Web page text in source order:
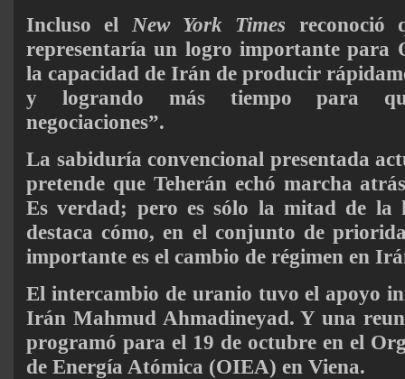
Incluso el New York Times reconoció
representaría un logro importante para
la capacidad de Irán de producir
y logrando más tiempo para
negociaciones”.
La sabiduría convencional presentada
pretende que Teherán echó marcha
Es verdad; pero es sólo la mitad de la
destaca cómo, en el conjunto de
importante es el cambio de régimen en
El intercambio de uranio tuvo el apoyo
Irán Mahmud Ahmadineyad. Y una
programó para el 19 de octubre en el
de Energía Atómica (OIEA) en Viena.